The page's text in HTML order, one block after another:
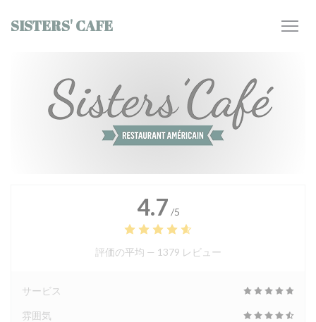
SISTERS' CAFE
4.7 /5
評価の平均 — 1379 レビュー
サービス
雰囲気